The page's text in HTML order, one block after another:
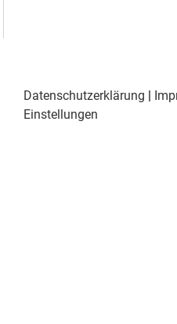
Datenschutzerklärung |
Einstellungen